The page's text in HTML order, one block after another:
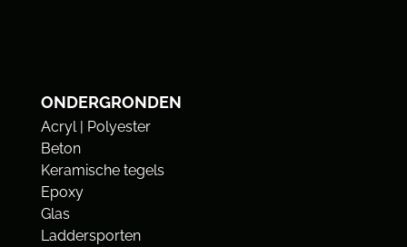
ONDERGRONDEN
Acryl | Polyester
Beton
Keramische tegels
Epoxy
Glas
Laddersporten